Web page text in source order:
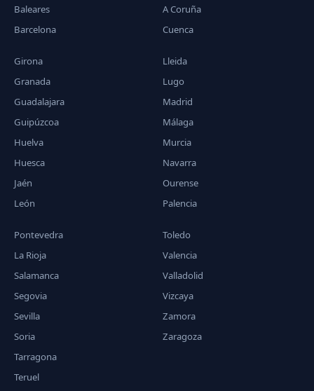
Baleares
Barcelona
A Coruña
Cuenca
Girona
Granada
Guadalajara
Guipúzcoa
Huelva
Huesca
Jaén
León
Lleida
Lugo
Madrid
Málaga
Murcia
Navarra
Ourense
Palencia
Pontevedra
La Rioja
Salamanca
Segovia
Sevilla
Soria
Tarragona
Teruel
Toledo
Valencia
Valladolid
Vizcaya
Zamora
Zaragoza